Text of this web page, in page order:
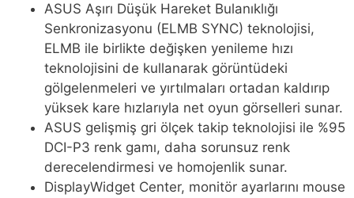
ASUS Aşırı Düşük Hareket Bulanıklığı
Senkronizasyonu (ELMB SYNC) teknolojisi,
ELMB ile birlikte değişken yenileme hızı
teknolojisini de kullanarak görüntüdeki
gölgelenmeleri ve yırtılmaları ortadan kaldırıp
yüksek kare hızlarıyla net oyun görselleri sunar.
ASUS gelişmiş gri ölçek takip teknolojisi ile %95
DCI-P3 renk gamı, daha sorunsuz renk
derecelendirmesi ve homojenlik sunar.
DisplayWidget Center, monitör ayarlarını mouse